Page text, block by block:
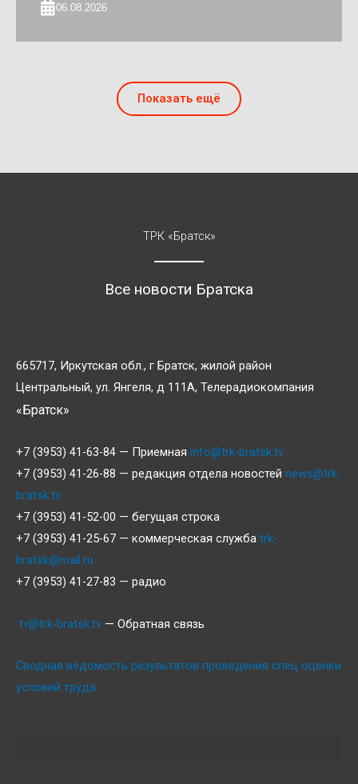
06.08.2026
Показать ещё
ТРК «Братск»
Все новости Братска
665717, Иркутская обл., г Братск, жилой район
Центральный, ул. Янгеля, д 111А, Телерадиокомпания
«Братск»
+7 (3953) 41-63-84 — Приемная info@trk-bratsk.tv
+7 (3953) 41-26-88 — редакция отдела новостей news@trk-
bratsk.tv
+7 (3953) 41-52-00 — бегущая строка
+7 (3953) 41-25-67 — коммерческая служба trk-
bratsk@mail.ru
+7 (3953) 41-27-83 — радио
tv@trk-bratsk.tv — Обратная связь
Сводная ведомость результатов проведения спец оценки
условий труда